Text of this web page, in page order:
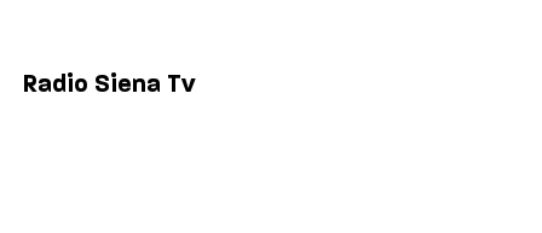
Radio Siena Tv